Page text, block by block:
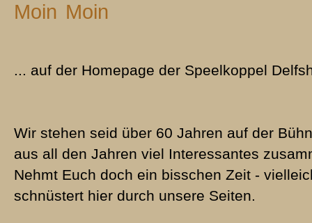
Das weer een Schuss in de Büx!
Verdreite Verwandschaft
Piepen foer de Peer
Familie Pingel
Moin Moin
... auf der Homepage der Speelkoppel
Wir stehen seid über 60 Jahren auf der
aus all den Jahren viel Interessantes
Nehmt Euch doch ein bisschen Zeit -
schnüstert hier durch unsere Seiten.